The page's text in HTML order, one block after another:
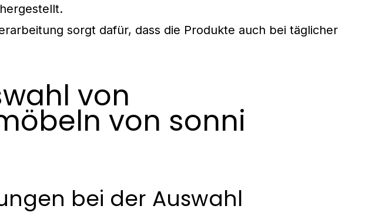
sorgt dafür, dass die Produkte auch bei täglicher
von
von sonni
bei der Auswahl